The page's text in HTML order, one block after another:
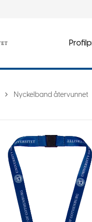
Nyckelband återvunnet